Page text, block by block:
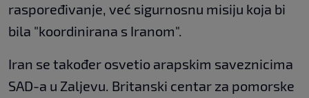
raspoređivanje, već sigurnosnu misiju koja bi
bila "koordinirana s Iranom".
Iran se također osvetio arapskim saveznicima
SAD-a u Zaljevu. Britanski centar za pomorske